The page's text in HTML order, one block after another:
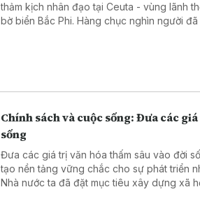
thảm kịch nhân đạo tại Ceuta - vùng lãnh
bờ biển Bắc Phi. Hàng chục nghìn người
Chính sách và cuộc sống: Đưa các
sống
Đưa các giá trị văn hóa thấm sâu vào đời sống Trong bối cảnh hội nhập,
tạo nền tảng vững chắc cho sự phát triển
Nhà nước ta đã đặt mục tiêu xây dựng xã